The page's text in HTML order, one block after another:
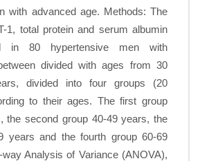
with advanced age. Methods: The
1, total protein and serum albumin
in 80 hypertensive men with
divided with ages from 30
divided into four groups (20
to their ages. The first group
the second group 40-49 years, the
years and the fourth group 60-69
Analysis of Variance (ANOVA),